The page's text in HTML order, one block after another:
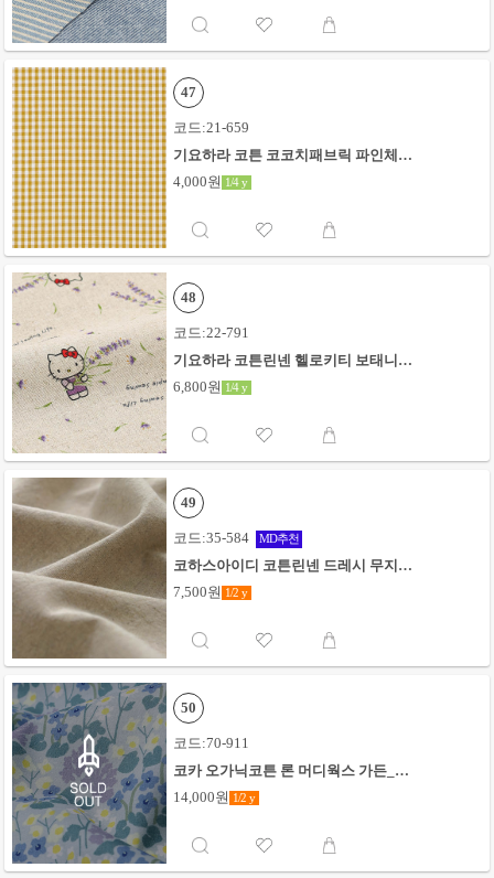
47
코드:21-659
기요하라 코튼 코코치패브릭 파인체크
4,000원 1/4 y
48
코드:22-791
기요하라 코튼린넨 헬로키티 보태니컬
6,800원 1/4 y
49
코드:35-584 MD추천
코하스아이디 코튼린넨 드레시 무지_
7,500원 1/2 y
50
코드:70-911
코카 오가닉코튼 론 머디웍스 가든_그
14,000원 1/2 y